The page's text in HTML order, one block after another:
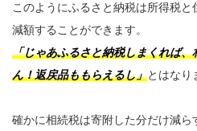
このようにふるさと納税は所得税
減額することができます。
「じゃあふるさと納税しまくれば
ん！返戻品ももらえるし」とはなり
確かに相続税は寄附した分だけ減